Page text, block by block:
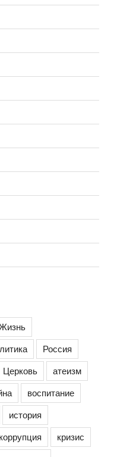
Россия
Церковь
атеизм
воспитание
история
коррупция
кризис